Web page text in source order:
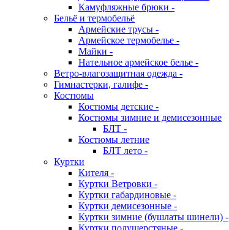
Камуфляжные брюки -
Бельё и термобельё
Армейские трусы -
Армейское термобелье -
Майки -
Нательное армейское белье -
Ветро-влагозащитная одежда -
Гимнастерки, галифе -
Костюмы
Костюмы детские -
Костюмы зимние и демисезонные
БЛТ -
Костюмы летние
БЛТ лето -
Куртки
Кителя -
Куртки Ветровки -
Куртки габардиновые -
Куртки демисезонные -
Куртки зимние (бушлаты шинели) -
Куртки полушерстяные -